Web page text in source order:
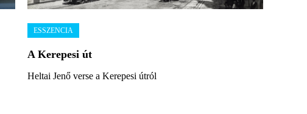
A Kerepesi út
Heltai Jenő verse a Kerepesi útról